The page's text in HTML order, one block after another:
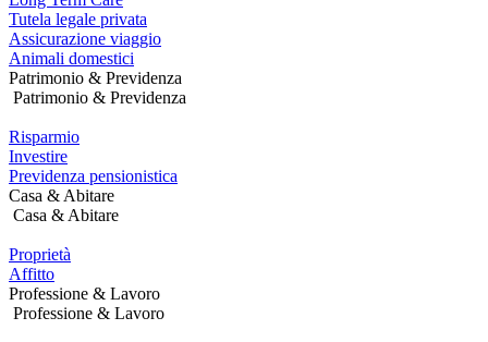
Tutela legale privata
Assicurazione viaggio
Animali domestici
Patrimonio & Previdenza
Patrimonio & Previdenza
Risparmio
Investire
Previdenza pensionistica
Casa & Abitare
Casa & Abitare
Proprietà
Affitto
Professione & Lavoro
Professione & Lavoro